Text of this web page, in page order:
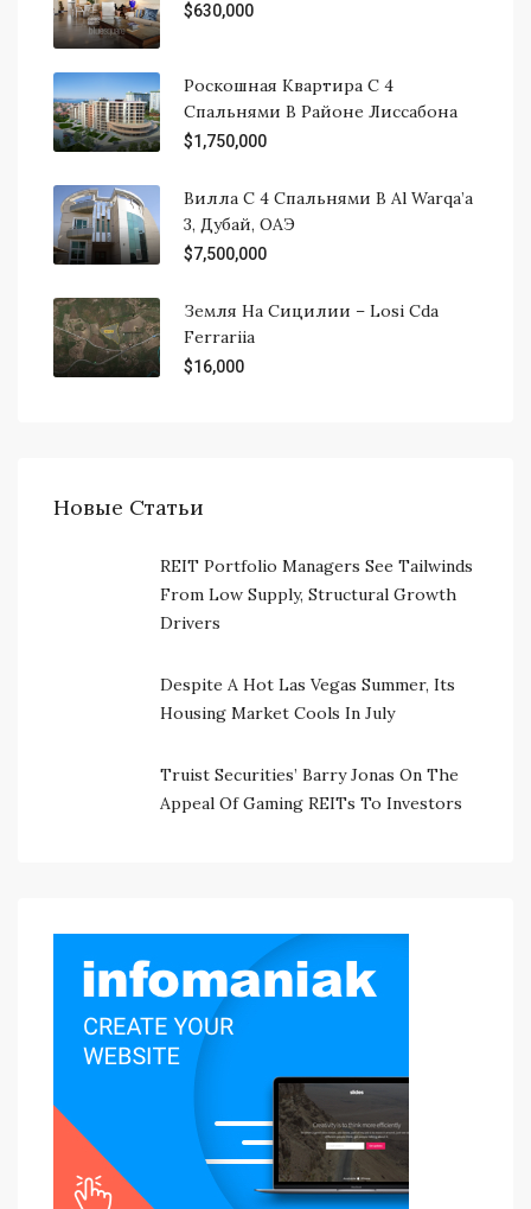
$630,000
Роскошная Квартира С 4
Спальнями В Районе Лиссабона
$1,750,000
Вилла С 4 Спальнями В Al Warqa’a
3, Дубай, ОAЭ
$7,500,000
Земля На Сицилии – Losi Cda
Ferrariia
$16,000
Новые Статьи
REIT Portfolio Managers See Tailwinds
From Low Supply, Structural Growth
Drivers
Despite A Hot Las Vegas Summer, Its
Housing Market Cools In July
Truist Securities’ Barry Jonas On The
Appeal Of Gaming REITs To Investors